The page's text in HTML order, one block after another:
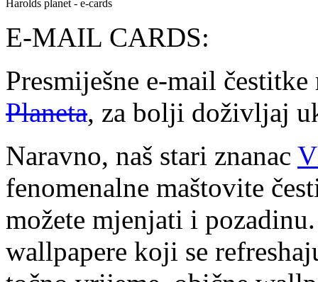
Harolds planet - e-cards
E-MAIL CARDS:
Presmiješne e-mail
Planeta, za bolji doživljaj
Naravno, naš stari znanac
fenomenalne maštovite
možete mjenjati i
wallpapere koji se